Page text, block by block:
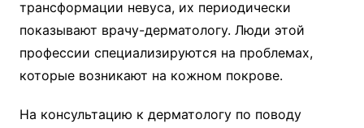
трансформации невуса, их периодически
показывают врачу-дерматологу. Люди этой
профессии специализируются на проблемах,
которые возникают на кожном покрове.
На консультацию к дерматологу по поводу